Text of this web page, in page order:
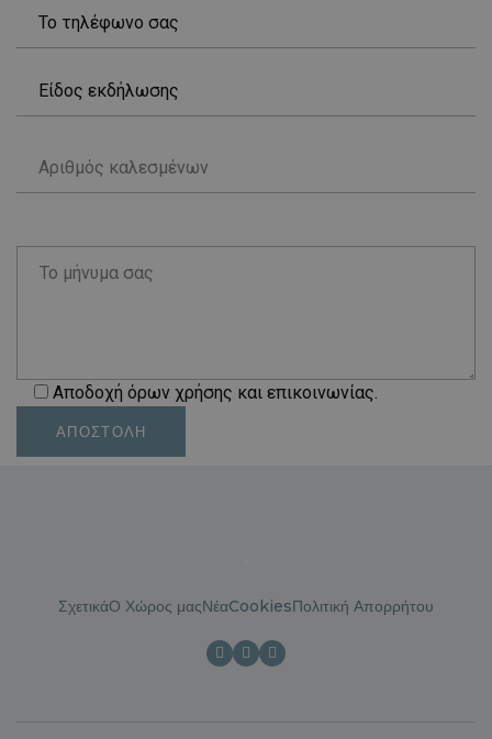
Αποδοχή όρων χρήσης και επικοινωνίας.
ΣχετικάΟ Χώρος μαςΝέαCookiesΠολιτική Απορρήτου